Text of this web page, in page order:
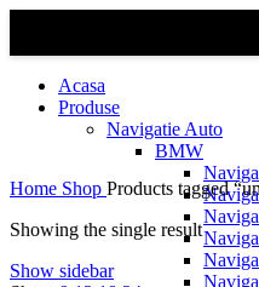
Acasa
Produse
Navigatie Auto
BMW
Home Shop Products tagged
Showing the single result
Show sidebar